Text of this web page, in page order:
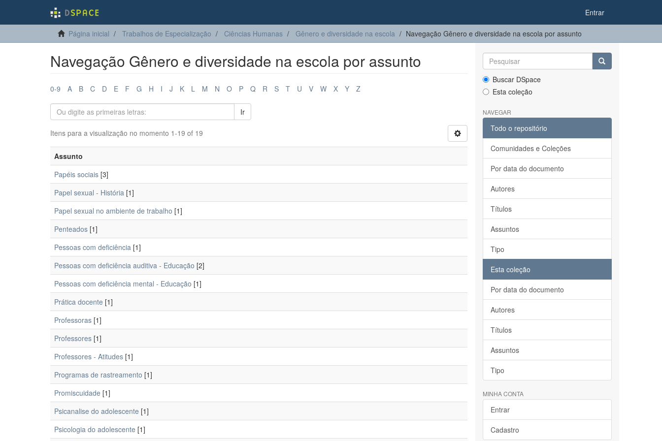
Entrar
Página inicial Trabalhos de Especialização Ciências Humanas Gênero e diversidade na escola Navegação Gênero e diversidade na escola por assunto
Navegação Gênero e diversidade na escola por assunto
0-9 A B C D E F G H I J K L M N O P Q R S T U V W X Y Z
Ir
Itens para a visualização no momento 1-19 of 19
Assunto
Papéis sociais [3]
Papel sexual - História [1]
Papel sexual no ambiente de trabalho [1]
Penteados [1]
Pessoas com deficiência [1]
Pessoas com deficiência auditiva - Educação [2]
Pessoas com deficiência mental - Educação [1]
Prática docente [1]
Professoras [1]
Professores [1]
Professores - Atitudes [1]
Programas de rastreamento [1]
Promiscuidade [1]
Psicanalise do adolescente [1]
Psicologia do adolescente [1]
Buscar DSpace
Esta coleção
NAVEGAR
Todo o repositório
Comunidades e Coleções
Por data do documento
Autores
Títulos
Assuntos
Tipo
Esta coleção
Por data do documento
Autores
Títulos
Assuntos
Tipo
MINHA CONTA
Entrar
Cadastro